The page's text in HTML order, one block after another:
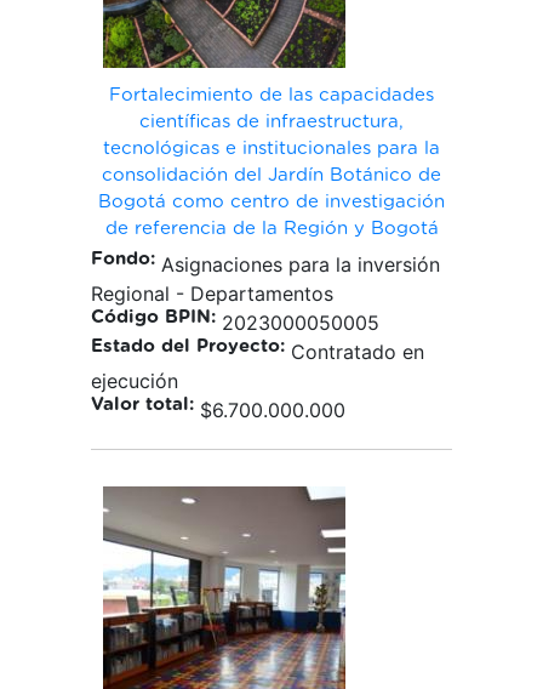
Fortalecimiento de las capacidades
científicas de infraestructura,
tecnológicas e institucionales para la
consolidación del Jardín Botánico de
Bogotá como centro de investigación
de referencia de la Región y Bogotá
Fondo: Asignaciones para la inversión
Regional - Departamentos
Código BPIN: 2023000050005
Estado del Proyecto: Contratado en
ejecución
Valor total: $6.700.000.000